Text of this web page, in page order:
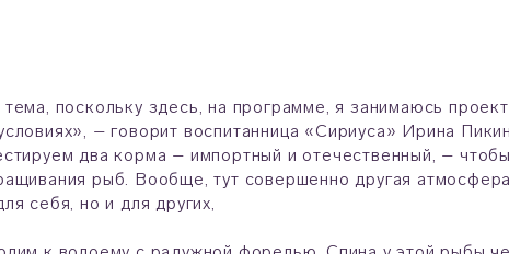
поскольку здесь, на программе, я занимаюсь
– говорит воспитанница «Сириуса» Ирина
два корма – импортный и отечественный, –
рыб. Вообще, тут совершенно другая
себя, но и для других,